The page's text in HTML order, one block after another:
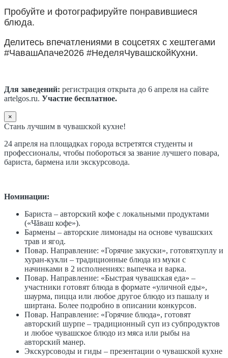
Пробуйте и фотографируйте понравившиеся
блюда.
Делитесь впечатлениями в соцсетях с хештегами
#ЧавашАпаче2026 #НеделяЧувашскойКухни.
Для заведений: регистрация открыта до 6 апреля на сайте
artelgos.ru. Участие бесплатное.
×
Стань лучшим в чувашской кухне!
24 апреля на площадках города встретятся студенты и
профессионалы, чтобы побороться за звание лучшего повара,
бариста, бармена или экскурсовода.
Номинации:
Бариста – авторский кофе с локальными продуктами
(«Чăваш кофе»).
Бармены – авторские лимонады на основе чувашских
трав и ягод.
Повар. Направление: «Горячие закуски», готовятхуплу и
хуран-кукли – традиционные блюда из муки с
начинками в 2 исполнениях: выпечка и варка.
Повар. Направление: «Быстрая чувашская еда» –
участники готовят блюда в формате «уличной еды»,
шаурма, пицца или любое другое блюдо из пашалу и
ширтана. Более подробно в описании конкурсов.
Повар. Направление: «Горячие блюда», готовят
авторский шурпе – традиционный суп из субпродуктов
и любое чувашское блюдо из мяса или рыбы на
авторский манер.
Экскурсоводы и гиды – презентации о чувашской кухне